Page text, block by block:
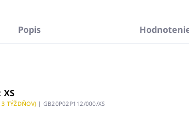
Popis
TÝŽDŇOV) | GB20P02P112/000/XS